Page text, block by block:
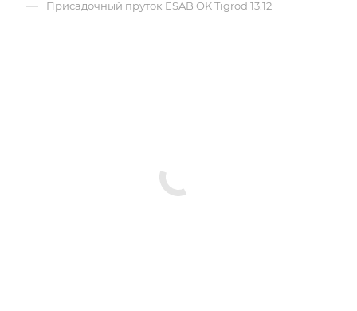
— Присадочный пруток ESAB OK Tigrod 13.12